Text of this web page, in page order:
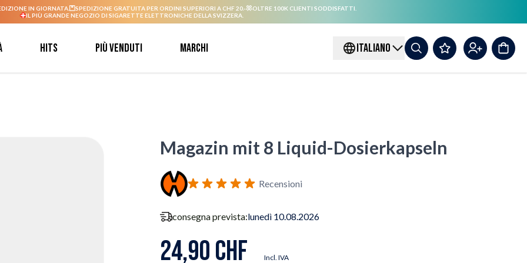
IN GIORNATA. SPEDIZIONE GRATUITA PER ORDINI SUPERIORI A CHF 20.-
OLTRE 100K CLIENTI SODDISFATTI.
IL PIÙ GRANDE NEGOZIO DI SIGARETTE ELETTRONICHE DELLA SVIZZERA.
Hits Più venduti Marchi ITALIANO
Magazin mit 8 Liquid-Dosierkapseln
Recensioni
consegna prevista:lunedì 10.08.2026
24,90 CHF Incl. IVA